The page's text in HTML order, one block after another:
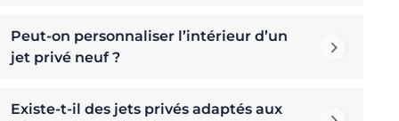
Peut-on personnaliser l’intérieur d’un
jet privé neuf ?
Existe-t-il des jets privés adaptés aux